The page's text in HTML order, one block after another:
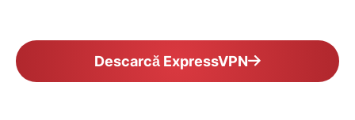
Descarcă ExpressVPN